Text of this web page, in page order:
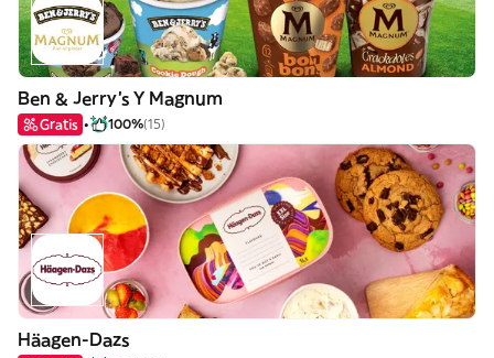
Ben & Jerry's Y Magnum
Gratis 100%(15)
Häagen-Dazs